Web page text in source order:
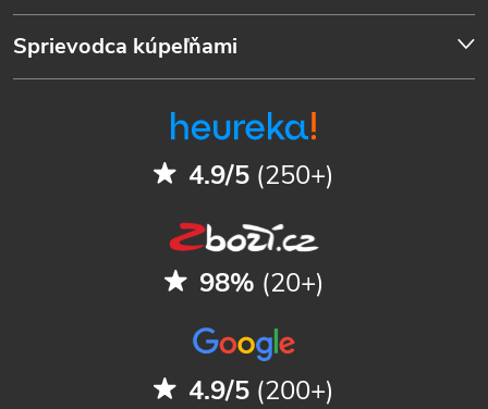
Sprievodca kúpeľňami
4.9/5 (250+)
98% (20+)
4.9/5 (200+)